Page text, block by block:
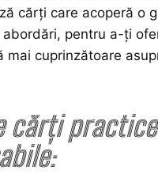
cărți care acoperă o
abordări, pentru a-ți
mai cuprinzătoare
cărți